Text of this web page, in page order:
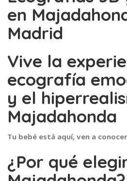
en
Madrid
Vive la
ecografía
y el
Majadahonda
Tu bebé está aquí, ven a
¿Por qué